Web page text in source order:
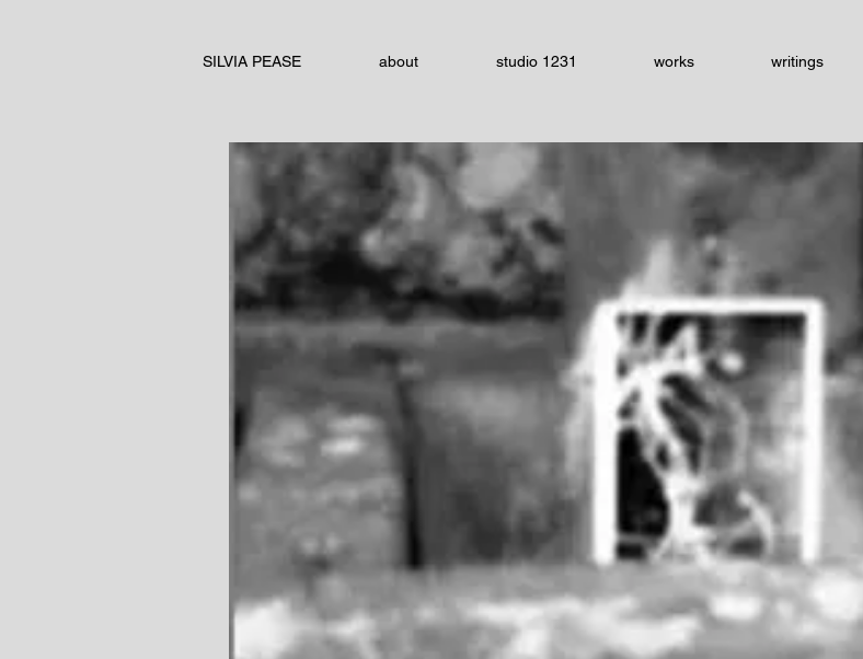
SILVIA PEASE about studio 1231 works writings